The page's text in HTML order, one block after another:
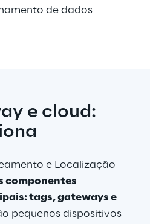
de dados
e cloud:
e Localização
componentes
tags, gateways e
pequenos dispositivos